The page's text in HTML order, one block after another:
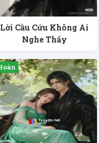
Lời Cầu Cứu Không Ai
Nghe Thấy